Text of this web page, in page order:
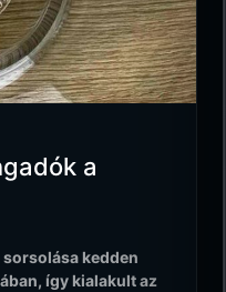
a
kedden
így kialakult az